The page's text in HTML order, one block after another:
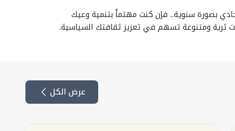
بصورة سنوية.. فإن كنت مهتماُ بتنمية وعيك
ثرية ومتنوعة تسهم في تعزيز ثقافتك السياسية.
عرض الكل